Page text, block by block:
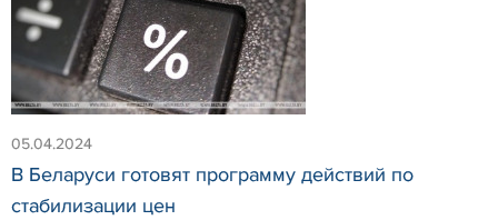
05.04.2024
В Беларуси готовят программу действий по
стабилизации цен